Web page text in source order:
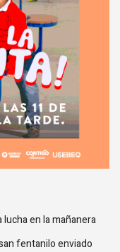
lucha en la mañanera
fentanilo enviado